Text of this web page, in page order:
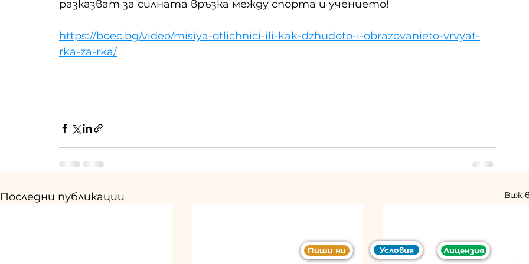
разказват за силната връзка между спорта и учението!
https://boec.bg/video/misiya-otlichnici-ili-kak-dzhudoto-i-obrazovanieto-vrvyat-
rka-za-rka/
Последни публикации Виж
Пиши ни Условия Лицензия